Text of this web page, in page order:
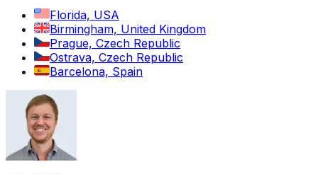
Florida, USA
Birmingham, United Kingdom
Prague, Czech Republic
Ostrava, Czech Republic
Barcelona, Spain